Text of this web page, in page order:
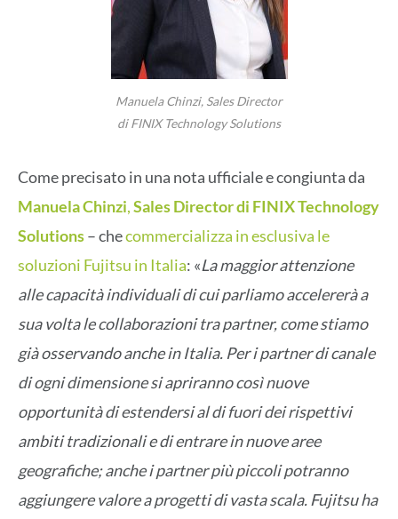
Manuela Chinzi, Sales Director
di FINIX Technology Solutions
Come precisato in una nota ufficiale e congiunta da
Manuela Chinzi,Sales Director di FINIX Technology
Solutions– checommercializza in esclusiva le
soluzioni Fujitsu in Italia: «La maggior attenzione
alle capacità individuali di cui parliamo accelererà a
sua volta le collaborazioni tra partner, come stiamo
già osservando anche in Italia. Per i partner di canale
di ogni dimensione si apriranno così nuove
opportunità di estendersi al di fuori dei rispettivi
ambiti tradizionali e di entrare in nuove aree
geografiche; anche i partner più piccoli potranno
aggiungere valore a progetti di vasta scala. Fujitsu ha